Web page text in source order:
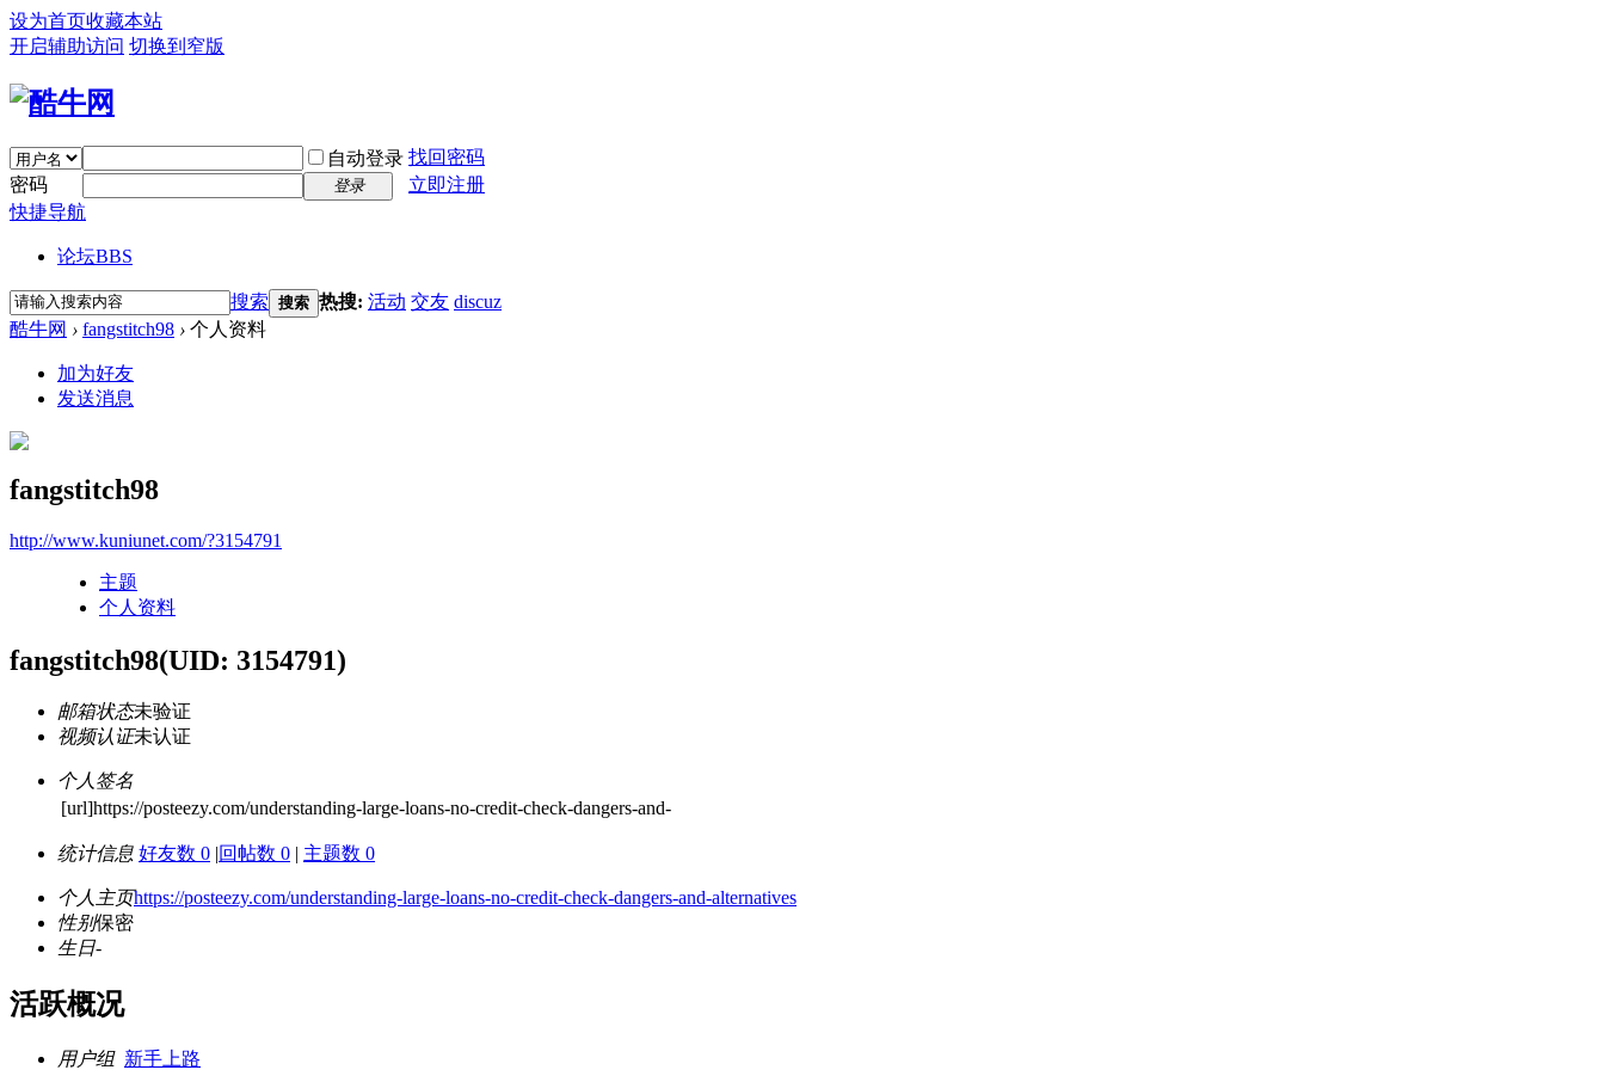
设为首页收藏本站
开启辅助访问 切换到窄版
自动登录 找回密码
密码
登录
立即注册
快捷导航
论坛BBS
搜索 搜索 热搜: 活动 交友 discuz
酷牛网 › fangstitch98 › 个人资料
加为好友
发送消息
fangstitch98
http://www.kuniunet.com/?3154791
主题
个人资料
fangstitch98(UID: 3154791)
邮箱状态未验证
视频认证未认证
个人签名
[url]https://posteezy.com/understanding-large-loans-no-credit-check-dangers-and-
统计信息 好友数 0 |回帖数 0 | 主题数 0
个人主页https://posteezy.com/understanding-large-loans-no-credit-check-dangers-and-alternatives
性别保密
生日-
活跃概况
用户组 新手上路